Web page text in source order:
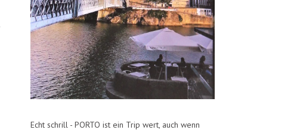
Echt schrill - PORTO ist ein Trip wert, auch wenn